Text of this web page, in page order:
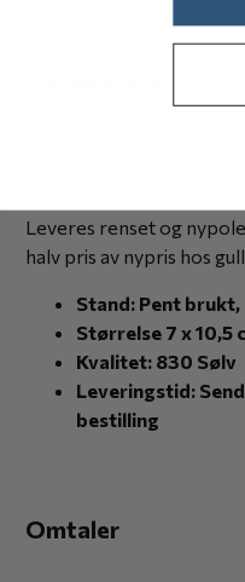
Leveres renset og
halv pris av nypris hos
Stand: Pent
Størrelse 7 x 10,5
Kvalitet: 830 Sølv
Leveringstid:
bestilling
Omtaler